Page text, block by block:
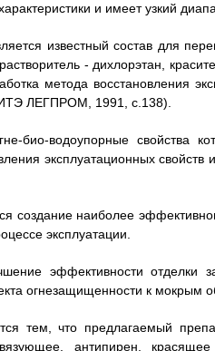
и имеет узкий
известный состав для
- дихлорэтан,
метода восстановления
ЛЕГПРОМ, 1991, с.138).
био-водоупорные свойства
эксплуатационных свойств
создание наиболее
эксплуатации.
эффективности отделки
огнезащищенности к мокрым
тем, что предлагаемый
антипирен,